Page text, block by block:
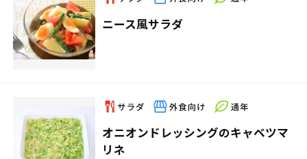
ニース風サラダ
オニオンドレッシングのキャベツマ
リネ